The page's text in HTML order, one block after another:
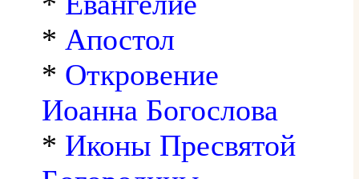
* Апостол
* Откровение
Иоанна Богослова
* Иконы Пресвятой